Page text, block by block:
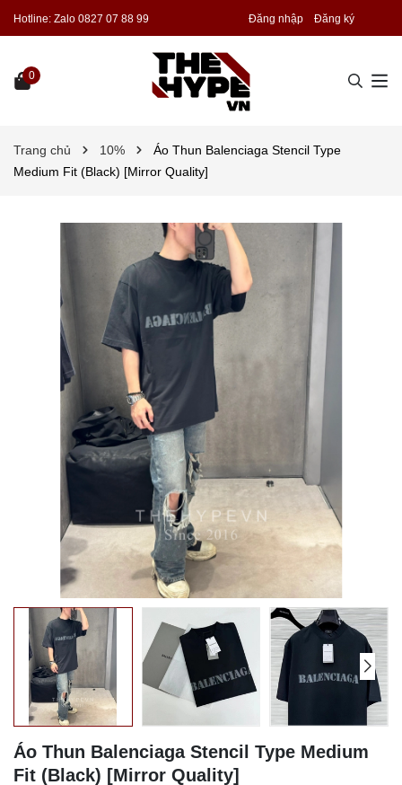
Hotline: Zalo 0827 07 88 99 Đăng nhập Đăng ký
0
Trang chủ 10%
Áo Thun Balenciaga Stencil Type
Medium Fit (Black) [Mirror Quality]
Áo Thun Balenciaga Stencil Type Medium
Fit (Black) [Mirror Quality]